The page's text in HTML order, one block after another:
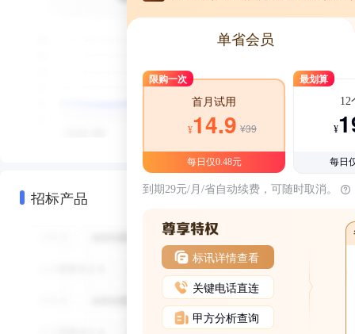
招标产品
单省会员
限购一次
首月试用
¥14.9 ¥39
每日仅0.48元
最划算
12
¥
每日
到期29元/月/省自动续费，可随时取消。
标讯详情查看
关键电话直连
甲方分析查询